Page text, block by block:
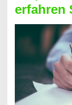
nicht
nur
für
Handy
möglich!
erfahren